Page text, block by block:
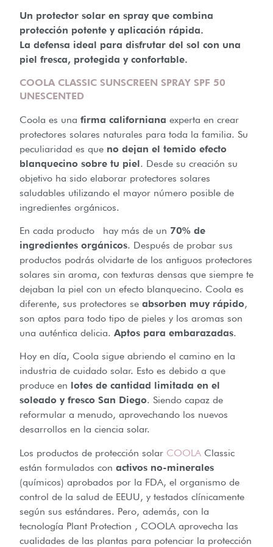
Un protector solar en spray que combina
protección potente y aplicación rápida.
La defensa ideal para disfrutar del sol con una
piel fresca, protegida y confortable.
COOLA CLASSIC SUNSCREEN SPRAY SPF 50
UNESCENTED
Coola es una firma californiana experta en crear
protectores solares naturales para toda la familia. Su
peculiaridad es que no dejan el temido efecto
blanquecino sobre tu piel. Desde su creación su
objetivo ha sido elaborar protectores solares
saludables utilizando el mayor número posible de
ingredientes orgánicos.
En cada producto hay más de un 70% de
ingredientes orgánicos. Después de probar sus
productos podrás olvidarte de los antiguos protectores
solares sin aroma, con texturas densas que siempre te
dejaban la piel con un efecto blanquecino. Coola es
diferente, sus protectores se absorben muy rápido,
son aptos para todo tipo de pieles y los aromas son
una auténtica delicia. Aptos para embarazadas.
Hoy en día, Coola sigue abriendo el camino en la
industria de cuidado solar. Esto es debido a que
produce en lotes de cantidad limitada en el
soleado y fresco San Diego. Siendo capaz de
reformular a menudo, aprovechando los nuevos
desarrollos en la ciencia solar.
Los productos de protección solar COOLA Classic
están formulados con activos no-minerales
(químicos) aprobados por la FDA, el organismo de
control de la salud de EEUU, y testados clínicamente
según sus estándares. Pero, además, con la
tecnología Plant Protection , COOLA aprovecha las
cualidades de las plantas para potenciar la protección